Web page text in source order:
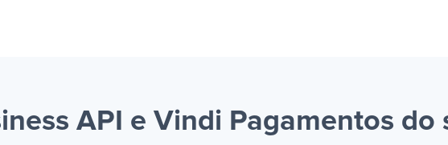
API e Vindi Pagamentos do